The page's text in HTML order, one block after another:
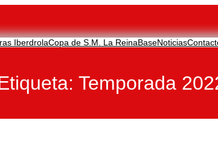
IberdrolaCopa de S.M. La ReinaBaseNoticias
Temporada